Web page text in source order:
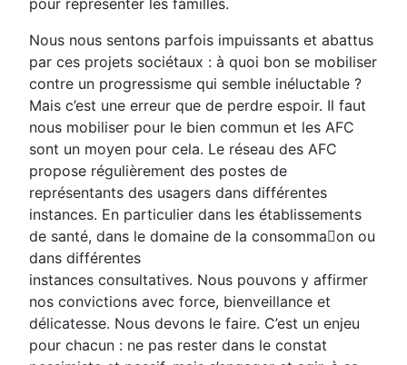
Nous nous sentons parfois impuissants et abattus
par ces projets sociétaux : à quoi bon se mobiliser
contre un progressisme qui semble inéluctable ?
Mais c’est une erreur que de perdre espoir. Il faut
nous mobiliser pour le bien commun et les AFC
sont un moyen pour cela. Le réseau des AFC
propose régulièrement des postes de
représentants des usagers dans différentes
instances. En particulier dans les établissements
de santé, dans le domaine de la consomma􀆟on ou
dans différentes
instances consultatives. Nous pouvons y affirmer
nos convictions avec force, bienveillance et
délicatesse. Nous devons le faire. C’est un enjeu
pour chacun : ne pas rester dans le constat